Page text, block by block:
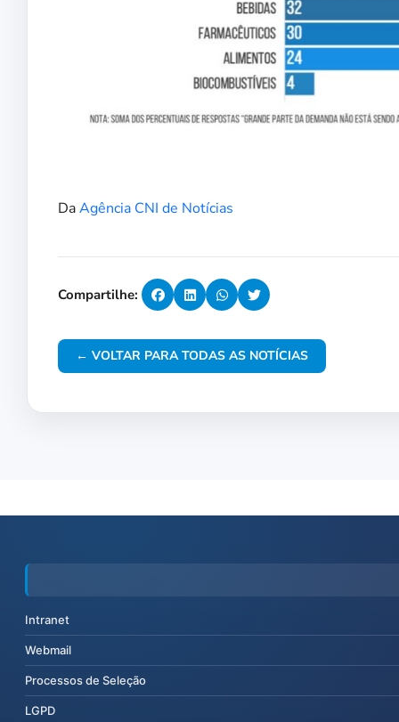
DaAgência CNI de Notícias
Compartilhe:
← VOLTAR PARA TODAS AS NOTÍCIAS
Intranet
Webmail
Processos de Seleção
LGPD